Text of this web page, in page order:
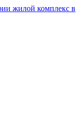
жилой комплекс в